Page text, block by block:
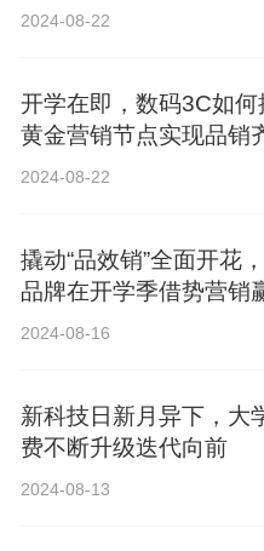
2024-08-22
开学在即，数码3C如何
黄金营销节点实现品销
2024-08-22
撬动“品效销”全面开花
品牌在开学季借势营销
了！
2024-08-16
新科技日新月异下，大
费不断升级迭代向前
2024-08-13